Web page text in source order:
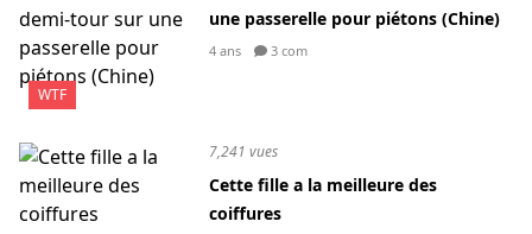
WTF
une passerelle pour piétons (Chine)
4 ans 3 com
7,241 vues
Cette fille a la meilleure des
coiffures